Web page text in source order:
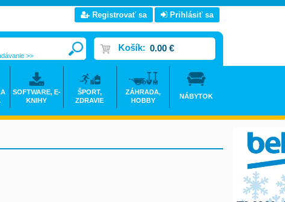
Registrovať sa Prihlásiť sa
Košík: 0.00 €
>>
SOFTWARE, E-
KNIHY
ŠPORT,
ZDRAVIE
ZÁHRADA,
HOBBY
NÁBYTOK